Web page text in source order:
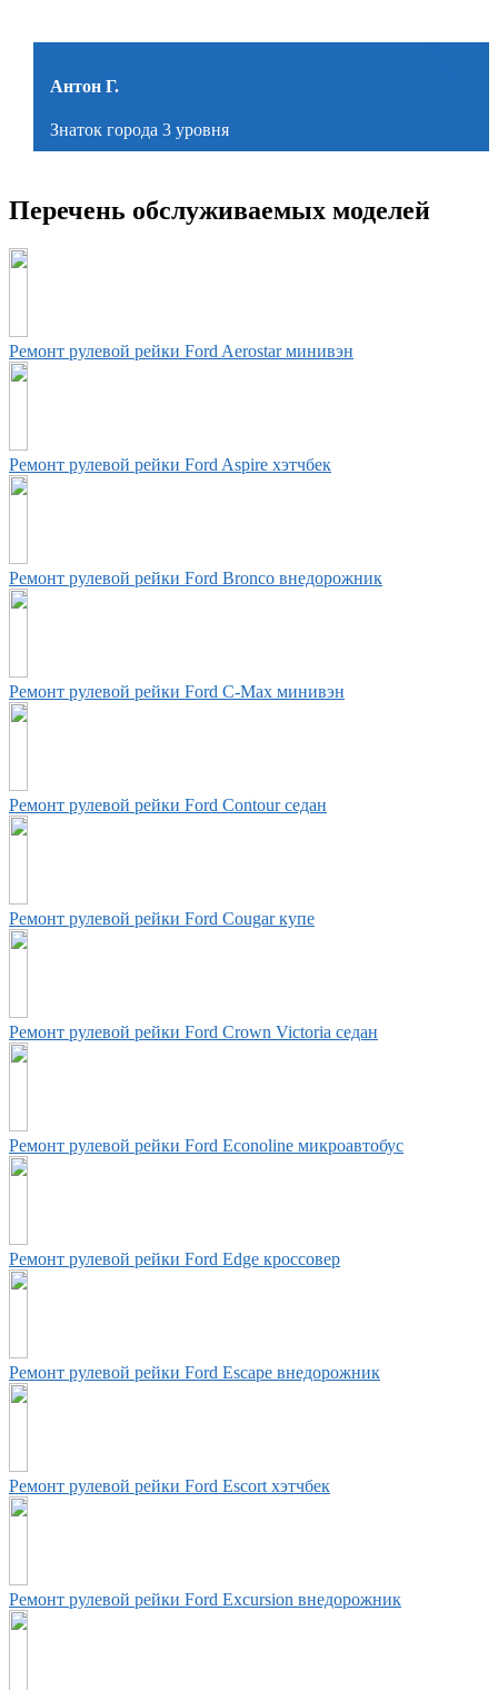
Антон Г.
Знаток города 3 уровня
Перечень обслуживаемых моделей
Ремонт рулевой рейки Ford Aerostar минивэн
Ремонт рулевой рейки Ford Aspire хэтчбек
Ремонт рулевой рейки Ford Bronco внедорожник
Ремонт рулевой рейки Ford C-Max минивэн
Ремонт рулевой рейки Ford Contour седан
Ремонт рулевой рейки Ford Cougar купе
Ремонт рулевой рейки Ford Crown Victoria седан
Ремонт рулевой рейки Ford Econoline микроавтобус
Ремонт рулевой рейки Ford Edge кроссовер
Ремонт рулевой рейки Ford Escape внедорожник
Ремонт рулевой рейки Ford Escort хэтчбек
Ремонт рулевой рейки Ford Excursion внедорожник